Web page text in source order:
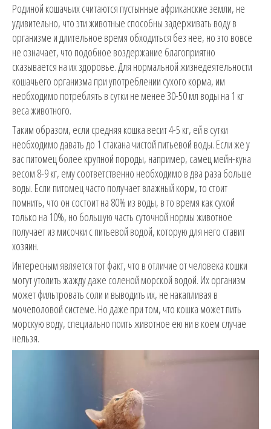
Родиной кошачьих считаются пустынные африканские земли, не
удивительно, что эти животные способны задерживать воду в
организме и длительное время обходиться без нее, но это вовсе
не означает, что подобное воздержание благоприятно
сказывается на их здоровье. Для нормальной жизнедеятельности
кошачьего организма при употреблении сухого корма, им
необходимо потреблять в сутки не менее 30-50 мл воды на 1 кг
веса животного.
Таким образом, если средняя кошка весит 4-5 кг, ей в сутки
необходимо давать до 1 стакана чистой питьевой воды. Если же у
вас питомец более крупной породы, например, самец мейн-куна
весом 8-9 кг, ему соответственно необходимо в два раза больше
воды. Если питомец часто получает влажный корм, то стоит
помнить, что он состоит на 80% из воды, в то время как сухой
только на 10%, но большую часть суточной нормы животное
получает из мисочки с питьевой водой, которую для него ставит
хозяин.
Интересным является тот факт, что в отличие от человека кошки
могут утолить жажду даже соленой морской водой. Их организм
может фильтровать соли и выводить их, не накапливая в
мочеполовой системе. Но даже при том, что кошка может пить
морскую воду, специально поить животное ею ни в коем случае
нельзя.